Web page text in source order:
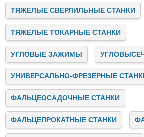
ТЯЖЕЛЫЕ СВЕРЛИЛЬНЫЕ СТАНКИ
ТЯЖЕЛЫЕ ТОКАРНЫЕ СТАНКИ
УГЛОВЫЕ ЗАЖИМЫ
УНИВЕРСАЛЬНО-ФРЕЗЕРНЫЕ
ФАЛЬЦЕОСАДОЧНЫЕ СТАНКИ
ФАЛЬЦЕПРОКАТНЫЕ СТАНКИ